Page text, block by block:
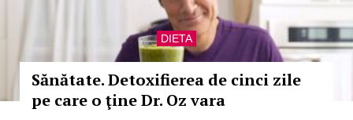
DIETA
Sănătate. Detoxifierea de cinci zile
pe care o ţine Dr. Oz vara